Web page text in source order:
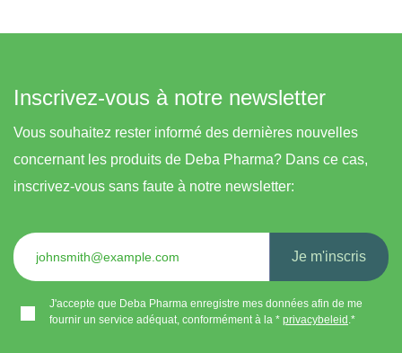
Je m'inscris
J'accepte que Deba Pharma enregistre mes données afin de me
fournir un service adéquat, conformément à la * ​ privacybeleid .*
Inscrivez-vous à notre newsletter
Vous souhaitez rester informé des dernières nouvelles
concernant les produits de Deba Pharma? Dans ce cas,
inscrivez-vous sans faute à notre newsletter: